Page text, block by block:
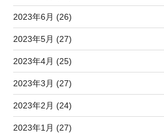
2023年6月 (26)
2023年5月 (27)
2023年4月 (25)
2023年3月 (27)
2023年2月 (24)
2023年1月 (27)